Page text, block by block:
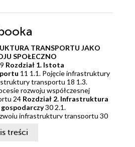
TRANSPORTU JAKO
SPOŁECZNO
9 Rozdział 1. Istota
11 1.1. Pojęcie infrastruktury
transportu 18 1.3.
rozwoju współczesnej
24 Rozdział 2. Infrastruktura
30 2.1.
infrastruktury transportu 30
40 2.3. Wielozadaniowość
treści